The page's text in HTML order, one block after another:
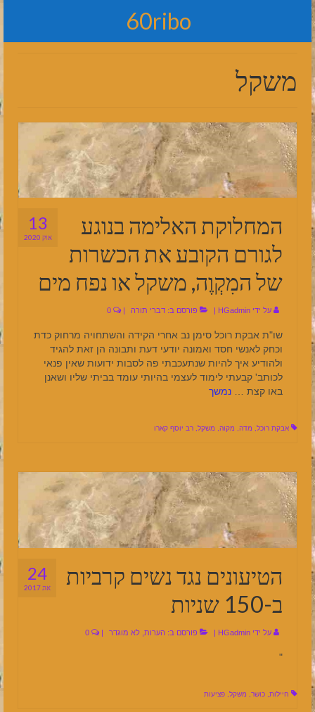
60ribo
משקל
13
אוק 2020
המחלוקת האלימה בנוגע
לגורם הקובע את הכשרות
של המִקְוֶה, משקל או נפח מים
על ידי HGadmin פורסם ב: דברי תורה
שו"ת אבקת רוכל סימן נב אחרי הקידה והשתחויה מרחוק כדת
וכחק לאנשי חסד ואמונה יודעי דעת ותבונה הן זאת להגיד
ולהודיע איך להיות שנתעכבתי פה לסבות ידועות שאין פנאי
לכותב' קבעתי לימוד לעצמי בהיותי עומד בביתי שליו ושאנן
באו קצת … נמשך
אבקת רוכל, מדה, מקוה, משקל, רב יוסף קארו
24
אוג 2017
הטיעונים נגד נשים קרביות
ב-150 שניות
על ידי HGadmin
| פורסם ב: הערות לא מוגדר |
"
חיילות כושר משקל פציעות